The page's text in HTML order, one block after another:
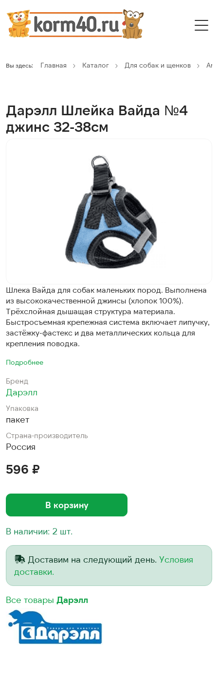
Вы здесь: Главная Каталог Для собак и щенков
Дарэлл Шлейка Вайда №4
джинс 32-38см
Шлека Вайда для собак маленьких пород. Выполнена
из высококачественной джинсы (хлопок 100%).
Трёхслойная дышащая структура материала.
Быстросъемная крепежная система включает липучку,
застёжку-фастекс и два металлических кольца для
крепления поводка.
Подробнее
Бренд
Дарэлл
Упаковка
пакет
Страна-производитель
Россия
596 ₽
В корзину
В наличии: 2 шт.
Доставим на следующий день. Условия
доставки.
Все товары Дарэлл